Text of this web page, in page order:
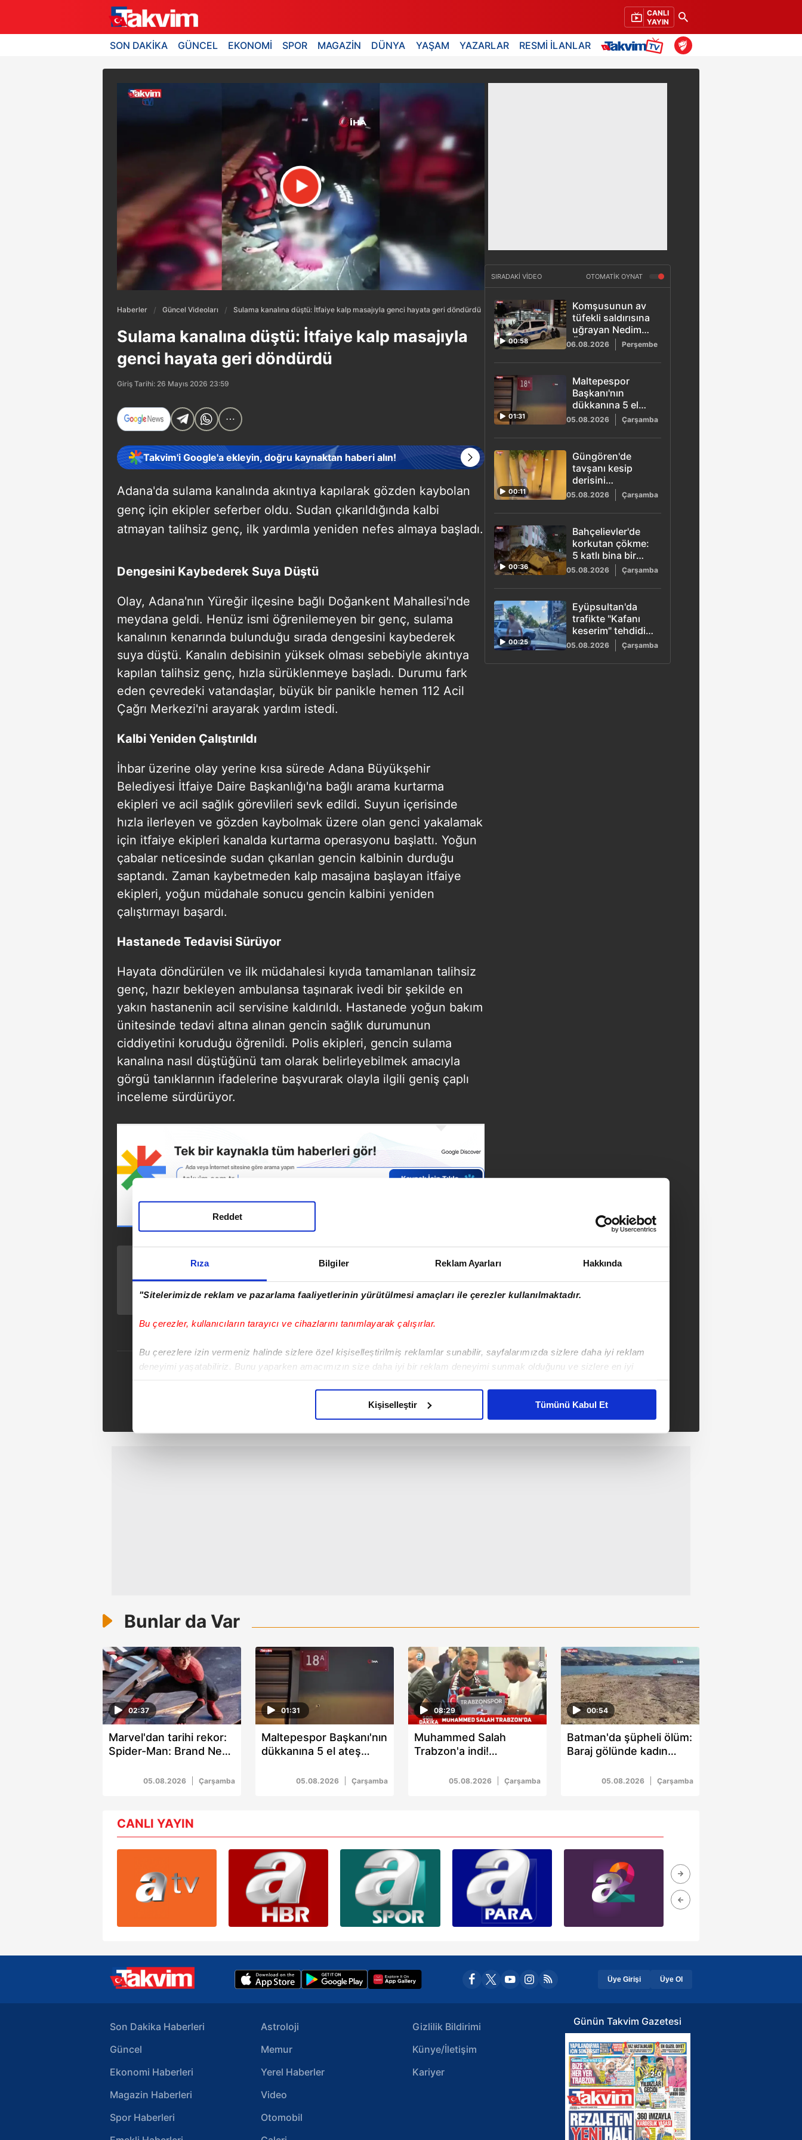
Rıza Bilgiler Reklam Ayarları Hakkında
"Sitelerimizde reklam ve pazarlama faaliyetlerinin yürütülmesi amaçları ile çerezler kullanılmaktadır.
Bu çerezler, kullanıcıların tarayıcı ve cihazlarını tanımlayarak çalışırlar.
Bu çerezlere izin vermeniz halinde sizlere özel kişiselleştirilmiş reklamlar sunabilir, sayfalarımızda sizlere daha iyi reklam
deneyimi yaşatabiliriz. Bunu yaparken amacımızın size daha iyi bir reklam deneyimi sunmak olduğunu ve sizlere en iyi
Reddet
Kişiselleştir Tümünü Kabul Et
CANLI
YAYIN
SON DAKİKA GÜNCEL EKONOMİ SPOR MAGAZİN DÜNYA YAŞAM YAZARLAR RESMİ İLANLAR
Haberler Güncel Videoları Sulama kanalına düştü: İtfaiye kalp masajıyla genci hayata geri döndürdü
Sulama kanalına düştü: İtfaiye kalp masajıyla
genci hayata geri döndürdü
Giriş Tarihi: 26 Mayıs 2026 23:59
Takvim'i Google'a ekleyin, doğru kaynaktan haberi alın!
Adana'da sulama kanalında akıntıya kapılarak gözden kaybolan
genç için ekipler seferber oldu. Sudan çıkarıldığında kalbi
atmayan talihsiz genç, ilk yardımla yeniden nefes almaya başladı.
Dengesini Kaybederek Suya Düştü
Olay, Adana'nın Yüreğir ilçesine bağlı Doğankent Mahallesi'nde
meydana geldi. Henüz ismi öğrenilemeyen bir genç, sulama
kanalının kenarında bulunduğu sırada dengesini kaybederek
suya düştü. Kanalın debisinin yüksek olması sebebiyle akıntıya
kapılan talihsiz genç, hızla sürüklenmeye başladı. Durumu fark
eden çevredeki vatandaşlar, büyük bir panikle hemen 112 Acil
Çağrı Merkezi'ni arayarak yardım istedi.
Kalbi Yeniden Çalıştırıldı
İhbar üzerine olay yerine kısa sürede Adana Büyükşehir
Belediyesi İtfaiye Daire Başkanlığı'na bağlı arama kurtarma
ekipleri ve acil sağlık görevlileri sevk edildi. Suyun içerisinde
hızla ilerleyen ve gözden kaybolmak üzere olan genci yakalamak
için itfaiye ekipleri kanalda kurtarma operasyonu başlattı. Yoğun
çabalar neticesinde sudan çıkarılan gencin kalbinin durduğu
saptandı. Zaman kaybetmeden kalp masajına başlayan itfaiye
ekipleri, yoğun müdahale sonucu gencin kalbini yeniden
çalıştırmayı başardı.
Hastanede Tedavisi Sürüyor
Hayata döndürülen ve ilk müdahalesi kıyıda tamamlanan talihsiz
genç, hazır bekleyen ambulansa taşınarak ivedi bir şekilde en
yakın hastanenin acil servisine kaldırıldı. Hastanede yoğun bakım
ünitesinde tedavi altına alınan gencin sağlık durumunun
ciddiyetini koruduğu öğrenildi. Polis ekipleri, gencin sulama
kanalına nasıl düştüğünü tam olarak belirleyebilmek amacıyla
görgü tanıklarının ifadelerine başvurarak olayla ilgili geniş çaplı
inceleme sürdürüyor.
SONRAKİ HABER
olay: Evin
bahçesindeki ağaca
bulundu
ÖNCEKİ HABER
MHP lideri
Bahçeli’den CHP’ye
tarihi çağrı: "9
Kurultay’ı toplayın!"
SIRADAKİ VİDEO OTOMATİK OYNAT
00:58
Komşusunun av
tüfekli saldırısına
uğrayan Nedim
Özbey hayatını
06.08.2026 Perşembe
01:31
Maltepespor
Başkanı'nın
dükkanına 5 el
ateş açıldı: 1 yaralı
05.08.2026 Çarşamba
00:11
Güngören'de
tavşanı kesip
derisini
yüzmüştü:
Başsavcılık
gözaltı kararını
duyurdu
05.08.2026 Çarşamba
00:36
Bahçelievler'de
korkutan çökme:
5 katlı bina bir
anda yıkıldı
05.08.2026 Çarşamba
00:25
Eyüpsultan'da
trafikte "Kafanı
keserim" tehdidi!
Korna çalan
sürücünün önünü
kesti
05.08.2026 Çarşamba
Bunlar da Var
02:37
Marvel'dan tarihi rekor:
Spider-Man: Brand New
hızlı ulaşan 2. film oldu
05.08.2026 Çarşamba
01:31
Maltepespor Başkanı'nın
dükkanına 5 el ateş
05.08.2026 Çarşamba
08:29
Muhammed Salah
Trabzon'a indi!
karşılama05.08.2026 Çarşamba
00:54
Batman'da şüpheli ölüm:
Baraj gölünde kadın
05.08.2026 Çarşamba
CANLI YAYIN
Üye Girişi Üye Ol
Son Dakika Haberleri
Güncel
Ekonomi Haberleri
Magazin Haberleri
Spor Haberleri
Astroloji
Memur
Yerel Haberler
Video
Otomobil
Gizlilik Bildirimi
Künye/İletişim
Kariyer
Günün Takvim Gazetesi